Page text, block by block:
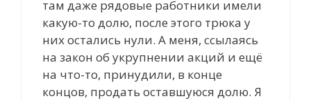
там даже рядовые работники имели
какую-то долю, после этого трюка у
них остались нули. А меня, ссылаясь
на закон об укрупнении акций и ещё
на что-то, принудили, в конце
концов, продать оставшуюся долю. Я